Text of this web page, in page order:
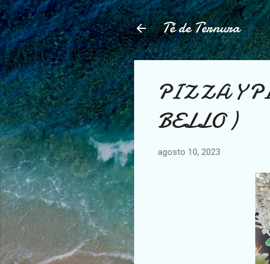
Té de Ternura
PIZZA Y
BELLO )
agosto 10, 2023